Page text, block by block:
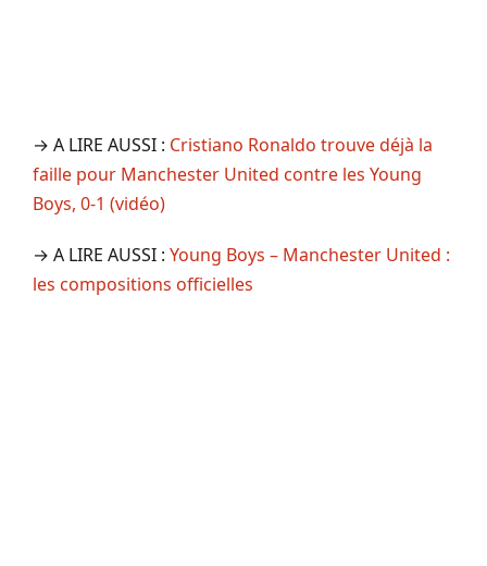
→ A LIRE AUSSI : Cristiano Ronaldo trouve déjà la
faille pour Manchester United contre les Young
Boys, 0-1 (vidéo)
→ A LIRE AUSSI : Young Boys – Manchester United :
les compositions officielles